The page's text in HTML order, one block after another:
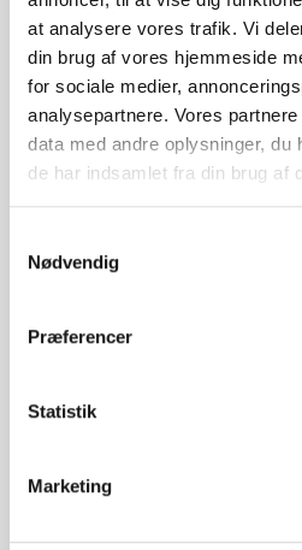
at analysere vores trafik. Vi
din brug af vores hjemmeside
for sociale medier,
analysepartnere. Vores
data med andre oplysninger, du
de har indsamlet fra din brug af
Nødvendig
Præferencer
Statistik
Marketing
stemmestyring med Google
pak.
ANTAL :
 TILFØJ TIL KURV